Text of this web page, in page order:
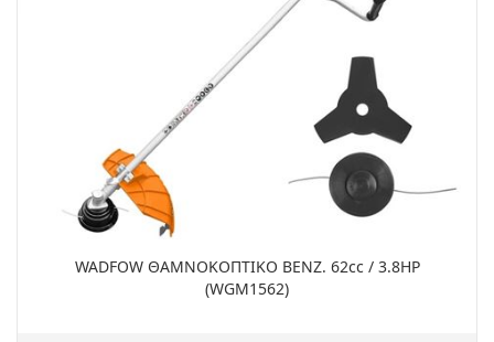
WADFOW ΘΑΜΝΟΚΟΠΤΙΚΟ ΒΕΝΖ. 62cc / 3.8HP
(WGM1562)